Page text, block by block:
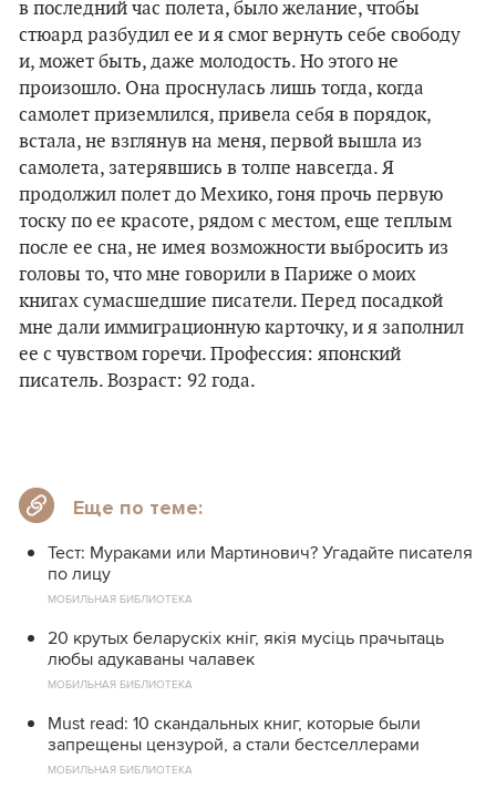
в последний час полета, было желание, чтобы
стюард разбудил ее и я смог вернуть себе свободу
и, может быть, даже молодость. Но этого не
произошло. Она проснулась лишь тогда, когда
самолет приземлился, привела себя в порядок,
встала, не взглянув на меня, первой вышла из
самолета, затерявшись в толпе навсегда. Я
продолжил полет до Мехико, гоня прочь первую
тоску по ее красоте, рядом с местом, еще теплым
после ее сна, не имея возможности выбросить из
головы то, что мне говорили в Париже о моих
книгах сумасшедшие писатели. Перед посадкой
мне дали иммиграционную карточку, и я заполнил
ее с чувством горечи. Профессия: японский
писатель. Возраст: 92 года.
Еще по теме:
Тест: Мураками или Мартинович? Угадайте писателя
по лицу
МОБИЛЬНАЯ БИБЛИОТЕКА
20 крутых беларускіх кніг, якія мусіць прачытаць
любы адукаваны чалавек
МОБИЛЬНАЯ БИБЛИОТЕКА
Must read: 10 скандальных книг, которые были
запрещены цензурой, а стали бестселлерами
МОБИЛЬНАЯ БИБЛИОТЕКА